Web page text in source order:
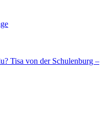
Tisa von der Schulenburg –